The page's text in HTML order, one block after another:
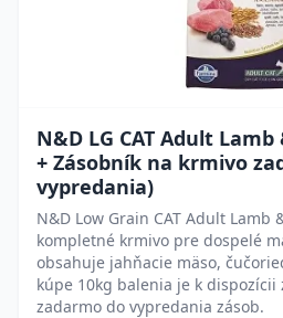
N&D LG CAT Adult
+ Zásobník na krmivo
vypredania)
N&D Low Grain CAT Adult Lamb
kompletné krmivo pre dospelé
obsahuje jahňacie mäso,
kúpe 10kg balenia je k dispozícii
zadarmo do vypredania zásob.